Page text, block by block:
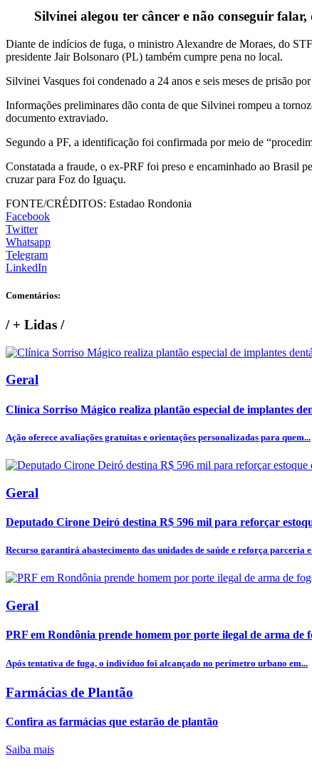
Silvinei alegou ter câncer e não conseguir
Diante de indícios de fuga, o ministro Alexandre de Moraes, do
presidente Jair Bolsonaro (PL) também cumpre pena no local.
Silvinei Vasques foi condenado a 24 anos e seis meses de prisão
Informações preliminares dão conta de que Silvinei rompeu a
documento extraviado.
Segundo a PF, a identificação foi confirmada por meio de
Constatada a fraude, o ex-PRF foi preso e encaminhado ao Brasil
cruzar para Foz do Iguaçu.
FONTE/CRÉDITOS: Estadao Rondonia
Facebook
Twitter
Whatsapp
Telegram
LinkedIn
Comentários:
/+ Lidas /
Geral
Clínica Sorriso Mágico realiza plantão especial de implantes
Ação oferece avaliações gratuitas e orientações personalizadas para quem...
Geral
Deputado Cirone Deiró destina R$ 596 mil para reforçar
Recurso garantirá abastecimento das unidades de saúde e reforça parceria
Geral
PRF em Rondônia prende homem por porte ilegal de arma de
Após tentativa de fuga, o indivíduo foi alcançado no perímetro urbano em...
Farmácias de Plantão
Confira as farmácias que estarão de plantão
Saiba mais